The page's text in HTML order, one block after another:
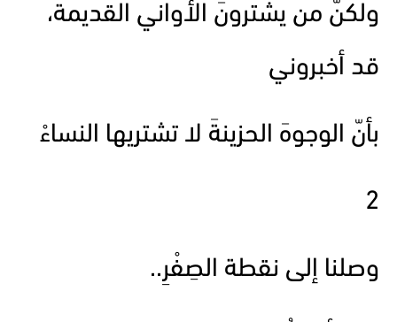
ولكنَّ من يشترونَ الأواني القديمةَ،
قد أخبروني
بأنّ الوجوهَ الحزينةَ لا تشتريها النساءْ
2
وصلنا إلى نقطة الصِفْرِ..